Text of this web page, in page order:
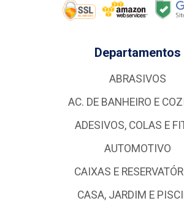
Departamentos
ABRASIVOS
AC. DE BANHEIRO E
ADESIVOS, COLAS E
AUTOMOTIVO
CAIXAS E
CASA, JARDIM E